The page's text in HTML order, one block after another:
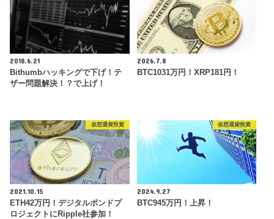
2018.6.21
Bithumbハッキングで下げ！テ
ザー問題解決！？で上げ！
2026.7.8
BTC1031万円！XRP181円！
仮想通貨投資
2021.10.15
ETH42万円！デジタルポンドプ
ロジェクトにRipple社参加！
仮想通貨投資
2024.9.27
BTC945万円！上昇！